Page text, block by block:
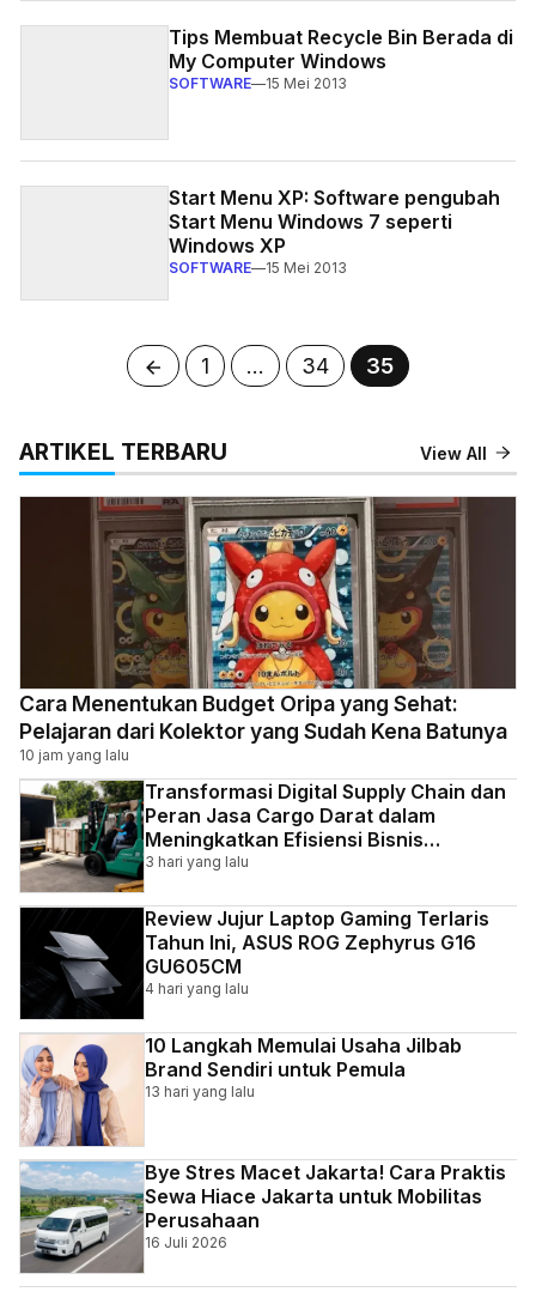
Tips Membuat Recycle Bin Berada di
My Computer Windows
SOFTWARE—15 Mei 2013
Start Menu XP: Software pengubah
Start Menu Windows 7 seperti
Windows XP
SOFTWARE—15 Mei 2013
Halaman
1 … Halaman
34 Halaman
35
ARTIKEL TERBARU View All
Cara Menentukan Budget Oripa yang Sehat:
Pelajaran dari Kolektor yang Sudah Kena Batunya
10 jam yang lalu
Transformasi Digital Supply Chain dan
Peran Jasa Cargo Darat dalam
Meningkatkan Efisiensi Bisnis
Indonesia
3 hari yang lalu
Review Jujur Laptop Gaming Terlaris
Tahun Ini, ASUS ROG Zephyrus G16
GU605CM
4 hari yang lalu
10 Langkah Memulai Usaha Jilbab
Brand Sendiri untuk Pemula
13 hari yang lalu
Bye Stres Macet Jakarta! Cara Praktis
Sewa Hiace Jakarta untuk Mobilitas
Perusahaan
16 Juli 2026